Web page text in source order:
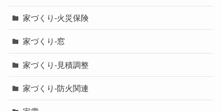
家づくり-火災保険
家づくり-窓
家づくり-見積調整
家づくり-防火関連